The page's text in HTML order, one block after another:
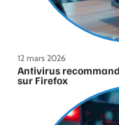
12 mars 2026
Antivirus
sur Firefox